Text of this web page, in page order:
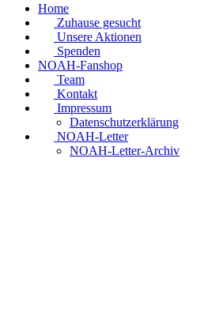
Home
Zuhause gesucht
Unsere Aktionen
Spenden
NOAH-Fanshop
Team
Kontakt
Impressum
Datenschutzerklärung
NOAH-Letter
NOAH-Letter-Archiv